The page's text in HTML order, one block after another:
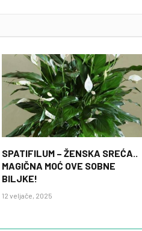
SPATIFILUM – ŽENSKA SREĆA..
MAGIČNA MOĆ OVE SOBNE
BILJKE!
12 veljače, 2025